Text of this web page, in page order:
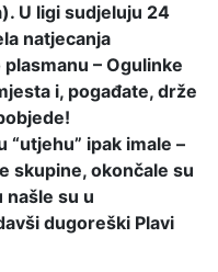
U ligi sudjeluju 24
natjecanja
– Ogulinke
i, pogađate, drže
“utjehu” ipak imale –
skupine, okončale su
našle su u
dugoreški Plavi